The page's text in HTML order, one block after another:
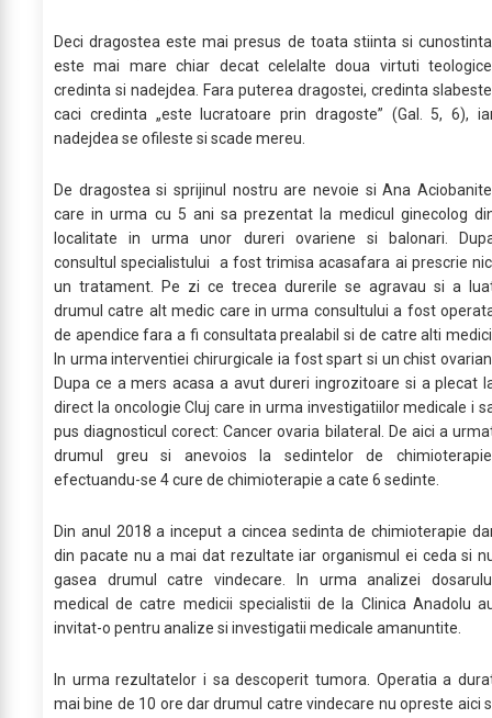
Deci dragostea este mai presus de toata stiinta si
este mai mare chiar decat celelalte doua virtuti
credinta si nadejdea. Fara puterea dragostei, credinta
caci credinta „este lucratoare prin dragoste” (Gal. 5, 6),
nadejdea se ofileste si scade mereu.
De dragostea si sprijinul nostru are nevoie si Ana
care in urma cu 5 ani sa prezentat la medicul ginecolog
localitate in urma unor dureri ovariene si balonari.
consultul specialistului a fost trimisa acasafara ai prescrie
un tratament. Pe zi ce trecea durerile se agravau si a
drumul catre alt medic care in urma consultului a fost
de apendice fara a fi consultata prealabil si de catre alti
In urma interventiei chirurgicale ia fost spart si un chist
Dupa ce a mers acasa a avut dureri ingrozitoare si a plecat
direct la oncologie Cluj care in urma investigatiilor medicale i
pus diagnosticul corect: Cancer ovaria bilateral. De aici a
drumul greu si anevoios la sedintelor de
efectuandu-se 4 cure de chimioterapie a cate 6 sedinte.
Din anul 2018 a inceput a cincea sedinta de chimioterapie
din pacate nu a mai dat rezultate iar organismul ei ceda si
gasea drumul catre vindecare. In urma analizei
medical de catre medicii specialistii de la Clinica Anadolu
invitat-o pentru analize si investigatii medicale amanuntite.
In urma rezultatelor i sa descoperit tumora. Operatia a
mai bine de 10 ore dar drumul catre vindecare nu opreste aici